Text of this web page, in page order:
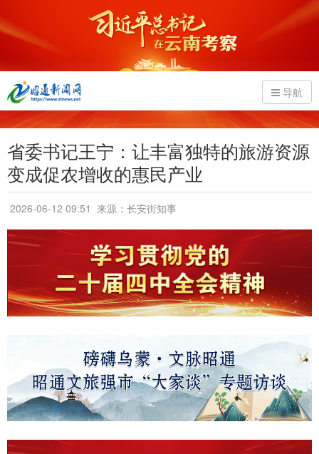
导航
省委书记王宁：让丰富独特的旅游资源
变成促农增收的惠民产业
2026-06-12 09:51 来源：长安街知事